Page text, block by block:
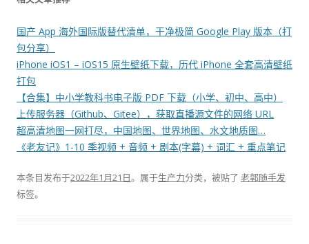
国产 App 海外国际版替代清单，干净极简 Google Play 版本（打
包分享）
iPhone iOS1 – iOS15 原生壁纸下载，历代 iPhone 全套高清壁纸
打包
【合集】中小学教科书电子版 PDF 下载（小学、初中、高中）
上传服务器（Github、Gitee），获取直播源文件的网络 URL
超高清地图一网打尽，中国地图、世界地图、水文地质图…
《老友记》1-10 季视频 + 音频 + 剧本(字幕) + 词汇 + 重点笔记
本条目发布于2022年1月21日。属于生产力分类，被贴了 老郭随手发
标签。